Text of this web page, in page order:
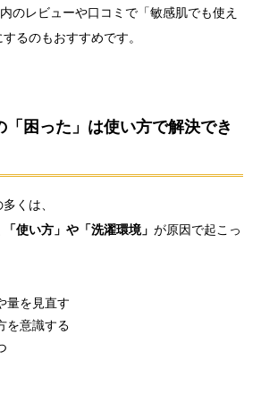
のレビューや口コミで「敏感肌でも使え
るのもおすすめです。
「困った」は使い方で解決でき
くは、
使い方」や「洗濯環境」 が原因で起こっ
量を見直す
を意識する